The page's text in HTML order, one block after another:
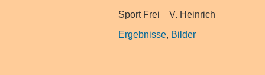
Sport Frei
Ergebnisse, Bilder